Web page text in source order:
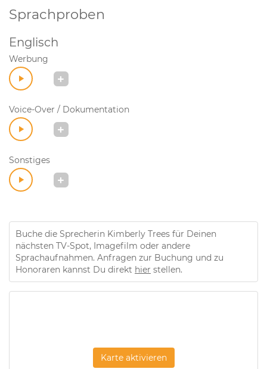
Sprachproben
Englisch
Werbung
Voice-Over / Dokumentation
Sonstiges
Buche die Sprecherin Kimberly Trees für Deinen
nächsten TV-Spot, Imagefilm oder andere
Sprachaufnahmen. Anfragen zur Buchung und zu
Honoraren kannst Du direkt hier stellen.
Karte aktivieren